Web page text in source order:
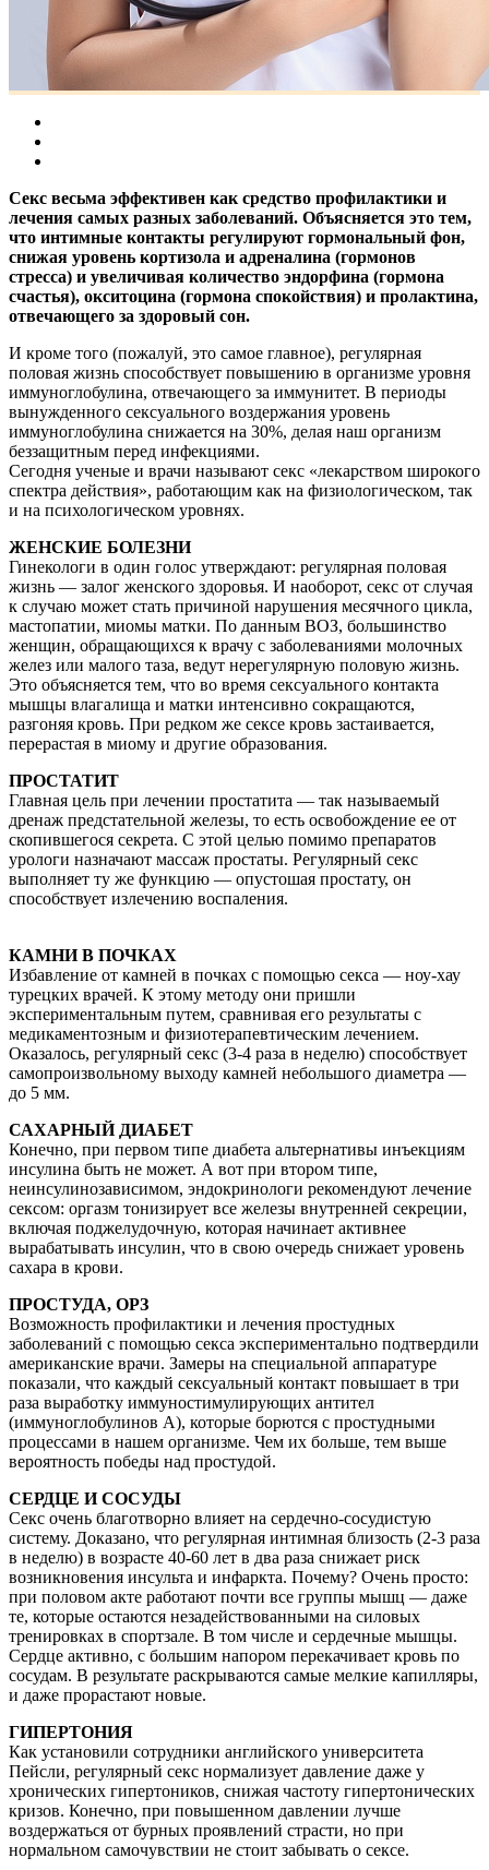
Секс весьма эффективен как средство профилактики и
лечения самых разных заболеваний. Объясняется это тем,
что интимные контакты регулируют гормональный фон,
снижая уровень кортизола и адреналина (гормонов
стресса) и увеличивая количество эндорфина (гормона
счастья), окситоцина (гормона спокойствия) и пролактина,
отвечающего за здоровый сон.
И кроме того (пожалуй, это самое главное), регулярная
половая жизнь способствует повышению в организме уровня
иммуноглобулина, отвечающего за иммунитет. В периоды
вынужденного сексуального воздержания уровень
иммуноглобулина снижается на 30%, делая наш организм
беззащитным перед инфекциями.
Сегодня ученые и врачи называют секс «лекарством широкого
спектра действия», работающим как на физиологическом, так
и на психологическом уровнях.
ЖЕНСКИЕ БОЛЕЗНИ
Гинекологи в один голос утверждают: регулярная половая
жизнь — залог женского здоровья. И наоборот, секс от случая
к случаю может стать причиной нарушения месячного цикла,
мастопатии, миомы матки. По данным ВОЗ, большинство
женщин, обращающихся к врачу с заболеваниями молочных
желез или малого таза, ведут нерегулярную половую жизнь.
Это объясняется тем, что во время сексуального контакта
мышцы влагалища и матки интенсивно сокращаются,
разгоняя кровь. При редком же сексе кровь застаивается,
перерастая в миому и другие образования.
ПРОСТАТИТ
Главная цель при лечении простатита — так называемый
дренаж предстательной железы, то есть освобождение ее от
скопившегося секрета. С этой целью помимо препаратов
урологи назначают массаж простаты. Регулярный секс
выполняет ту же функцию — опустошая простату, он
способствует излечению воспаления.
КАМНИ В ПОЧКАХ
Избавление от камней в почках с помощью секса — ноу-хау
турецких врачей. К этому методу они пришли
экспериментальным путем, сравнивая его результаты с
медикаментозным и физиотерапевтическим лечением.
Оказалось, регулярный секс (3-4 раза в неделю) способствует
самопроизвольному выходу камней небольшого диаметра —
до 5 мм.
САХАРНЫЙ ДИАБЕТ
Конечно, при первом типе диабета альтернативы инъекциям
инсулина быть не может. А вот при втором типе,
неинсулинозависимом, эндокринологи рекомендуют лечение
сексом: оргазм тонизирует все железы внутренней секреции,
включая поджелудочную, которая начинает активнее
вырабатывать инсулин, что в свою очередь снижает уровень
сахара в крови.
ПРОСТУДА, ОРЗ
Возможность профилактики и лечения простудных
заболеваний с помощью секса экспериментально подтвердили
американские врачи. Замеры на специальной аппаратуре
показали, что каждый сексуальный контакт повышает в три
раза выработку иммуностимулирующих антител
(иммуноглобулинов А), которые борются с простудными
процессами в нашем организме. Чем их больше, тем выше
вероятность победы над простудой.
СЕРДЦЕ И СОСУДЫ
Секс очень благотворно влияет на сердечно-сосудистую
систему. Доказано, что регулярная интимная близость (2-3 раза
в неделю) в возрасте 40-60 лет в два раза снижает риск
возникновения инсульта и инфаркта. Почему? Очень просто:
при половом акте работают почти все группы мышц — даже
те, которые остаются незадействованными на силовых
тренировках в спортзале. В том числе и сердечные мышцы.
Сердце активно, с большим напором перекачивает кровь по
сосудам. В результате раскрываются самые мелкие капилляры,
и даже прорастают новые.
ГИПЕРТОНИЯ
Как установили сотрудники английского университета
Пейсли, регулярный секс нормализует давление даже у
хронических гипертоников, снижая частоту гипертонических
кризов. Конечно, при повышенном давлении лучше
воздержаться от бурных проявлений страсти, но при
нормальном самочувствии не стоит забывать о сексе.